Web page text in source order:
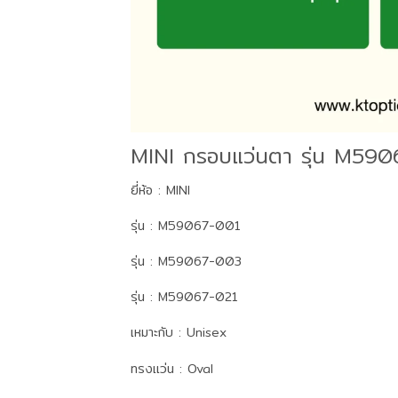
MINI กรอบแว่นตา รุ่น
ยี่ห้อ : MINI
รุ่น : M59067-001
รุ่น : M59067-003
รุ่น : M59067-021
เหมาะกับ : Unisex
ทรงแว่น : Oval